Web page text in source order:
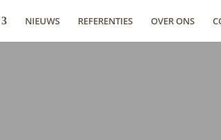
NIEUWS REFERENTIES OVER ONS